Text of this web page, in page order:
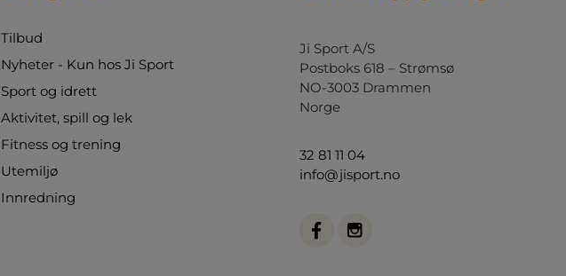
Tilbud
Nyheter - Kun hos Ji Sport
Sport og idrett
Aktivitet, spill og lek
Fitness og trening
Utemiljø
Innredning
Ji Sport A/S
Postboks 618 – Strømsø
NO-3003 Drammen
Norge
32 81 11 04
info@jisport.no